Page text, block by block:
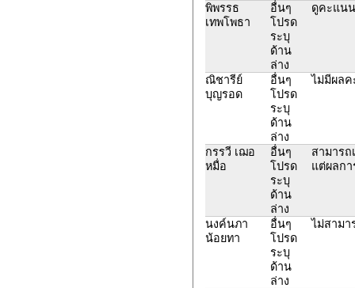
พิพรรธ
เทพโพธา
อื่นๆ
โปรด
ระบุ
ด้าน
ล่าง
ดูคะแน
ณิชารีย์
บุญรอด
อื่นๆ
โปรด
ระบุ
ด้าน
ล่าง
ไม่มีผล
กรรวี เฌอ
หมื่อ
อื่นๆ
โปรด
ระบุ
ด้าน
ล่าง
สามาร
แต่ผลก
นงค์นภา
น้อยทา
อื่นๆ
โปรด
ระบุ
ด้าน
ล่าง
ไม่สาม